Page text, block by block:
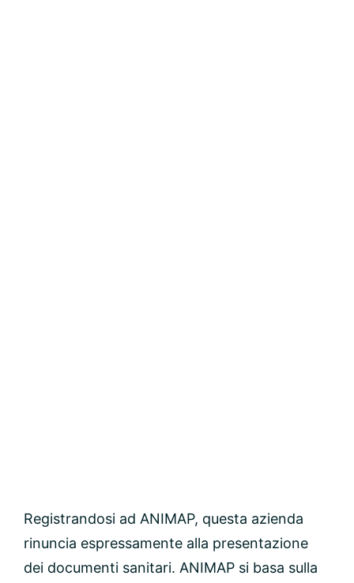
Registrandosi ad ANIMAP, questa azienda
rinuncia espressamente alla presentazione
dei documenti sanitari. ANIMAP si basa sulla